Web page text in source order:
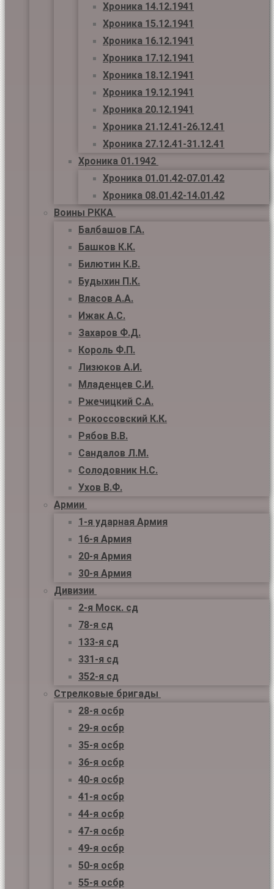
Хроника 14.12.1941
Хроника 15.12.1941
Хроника 16.12.1941
Хроника 17.12.1941
Хроника 18.12.1941
Хроника 19.12.1941
Хроника 20.12.1941
Хроника 21.12.41-26.12.41
Хроника 27.12.41-31.12.41
Хроника 01.1942
Хроника 01.01.42-07.01.42
Хроника 08.01.42-14.01.42
Воины РККА
Балбашов Г.А.
Башков К.К.
Билютин К.В.
Будыхин П.К.
Власов А.А.
Ижак А.С.
Захаров Ф.Д.
Король Ф.П.
Лизюков А.И.
Младенцев С.И.
Ржечицкий С.А.
Рокоссовский К.К.
Рябов В.В.
Сандалов Л.М.
Солодовник Н.С.
Ухов В.Ф.
Армии
1-я ударная Армия
16-я Армия
20-я Армия
30-я Армия
Дивизии
2-я Моск. сд
78-я сд
133-я сд
331-я сд
352-я сд
Стрелковые бригады
28-я осбр
29-я осбр
35-я осбр
36-я осбр
40-я осбр
41-я осбр
44-я осбр
47-я осбр
49-я осбр
50-я осбр
55-я осбр